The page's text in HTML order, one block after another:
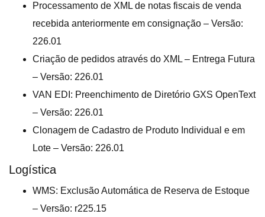
Processamento de XML de notas fiscais de venda
recebida anteriormente em consignação – Versão:
226.01
Criação de pedidos através do XML – Entrega Futura
– Versão: 226.01
VAN EDI: Preenchimento de Diretório GXS OpenText
– Versão: 226.01
Clonagem de Cadastro de Produto Individual e em
Lote – Versão: 226.01
Logística
WMS: Exclusão Automática de Reserva de Estoque
– Versão: r225.15